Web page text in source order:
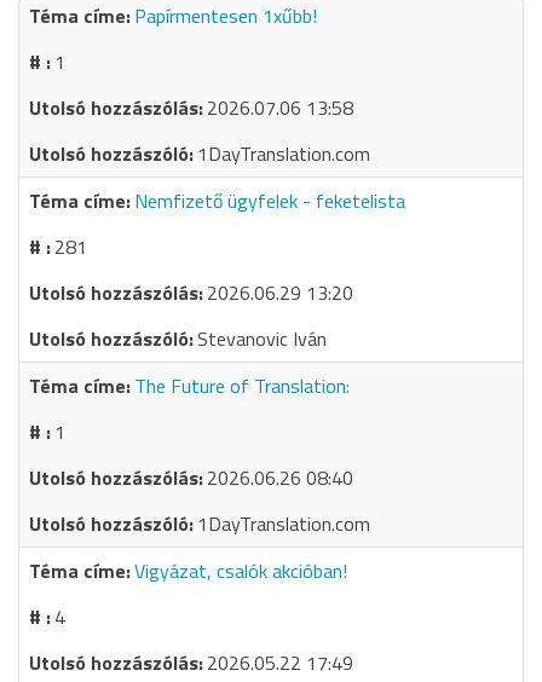
Papírmentesen 1xűbb!
1
2026.07.06 13:58
1DayTranslation.com
Nemfizető ügyfelek - feketelista
281
2026.06.29 13:20
Stevanovic Iván
The Future of Translation:
1
2026.06.26 08:40
1DayTranslation.com
Vigyázat, csalók akcióban!
4
2026.05.22 17:49